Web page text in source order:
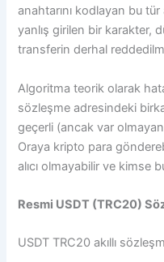
anahtarını kodlayan bu tür
yanlış girilen bir karakter,
transferin derhal
Algoritma teorik olarak
sözleşme adresindeki
geçerli (ancak var
Oraya kripto para
alıcı olmayabilir ve kimse
Resmi USDT (TRC20)
USDT TRC20 akıllı